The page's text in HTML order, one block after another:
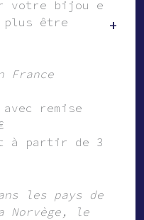
+
votre bijou et
plus être
France
remise
partir de 300
les pays de
Norvège, le